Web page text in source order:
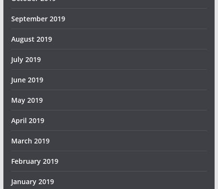
September 2019
August 2019
July 2019
June 2019
May 2019
April 2019
March 2019
February 2019
January 2019